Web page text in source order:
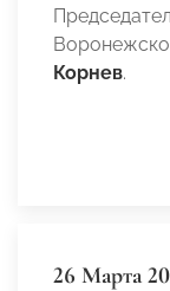
Корнев.
26 Марта